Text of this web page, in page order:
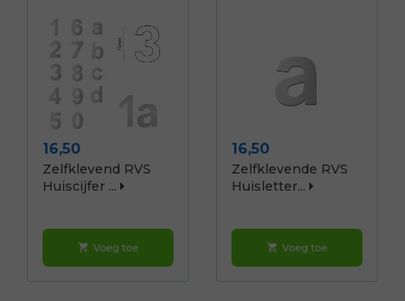
Prijs
16,50
Zelfklevend RVS
Huiscijfer ...
shopping_cart Voeg toe
Prijs
16,50
Zelfklevende RVS
Huisletter...
shopping_cart Voeg toe